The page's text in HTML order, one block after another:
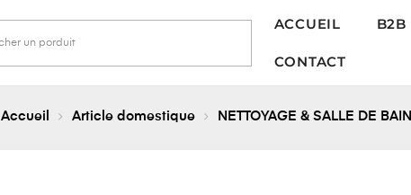
ACCUEIL B2B
CONTACT
Accueil Article domestique NETTOYAGE & SALLE DE BAIN